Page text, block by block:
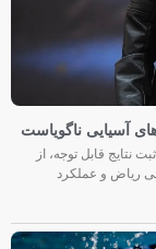
قابل توجه، از
ریاض و عملکرد